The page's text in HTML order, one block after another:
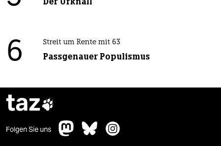
6 Streit um Rente mit 63
Passgenauer Populismus
taz
Folgen Sie uns